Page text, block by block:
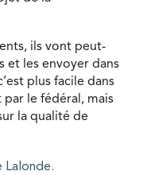
ils vont peut-
et les envoyer dans
plus facile dans
le fédéral, mais
la qualité de
Lalonde.